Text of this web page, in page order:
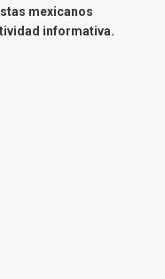
mexicanos
informativa.